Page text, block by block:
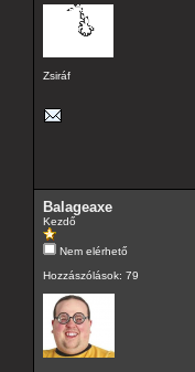
Zsiráf
Balageaxe
Kezdő
Nem elérhető
Hozzászólások: 79